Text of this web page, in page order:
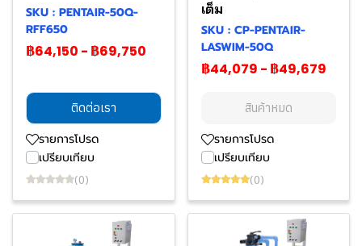
SKU : PENTAIR-50Q-
RFF650
฿64,150 - ฿69,750
ติดต่อเรา
รายการโปรด
เปรียบเทียบ
(0)
เต็ม
SKU : CP-PENTAIR-
LASWIM-50Q
฿44,079 - ฿49,679
สินค้าหมด
รายการโปรด
เปรียบเทียบ
(0)